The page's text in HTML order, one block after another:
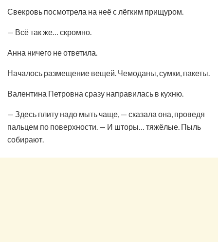
Свекровь посмотрела на неё с лёгким прищуром.
— Всё так же… скромно.
Анна ничего не ответила.
Началось размещение вещей. Чемоданы, сумки, пакеты.
Валентина Петровна сразу направилась в кухню.
— Здесь плиту надо мыть чаще, — сказала она, проведя
пальцем по поверхности. — И шторы… тяжёлые. Пыль
собирают.